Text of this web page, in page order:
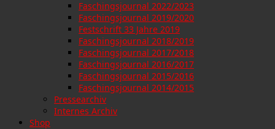
Faschingsjournal 2022/2023
Faschingsjournal 2019/2020
Festschrift 33 Jahre 2019
Faschingsjournal 2018/2019
Faschingsjournal 2017/2018
Faschingsjournal 2016/2017
Faschingsjournal 2015/2016
Faschingsjournal 2014/2015
Pressearchiv
Internes Archiv
Shop